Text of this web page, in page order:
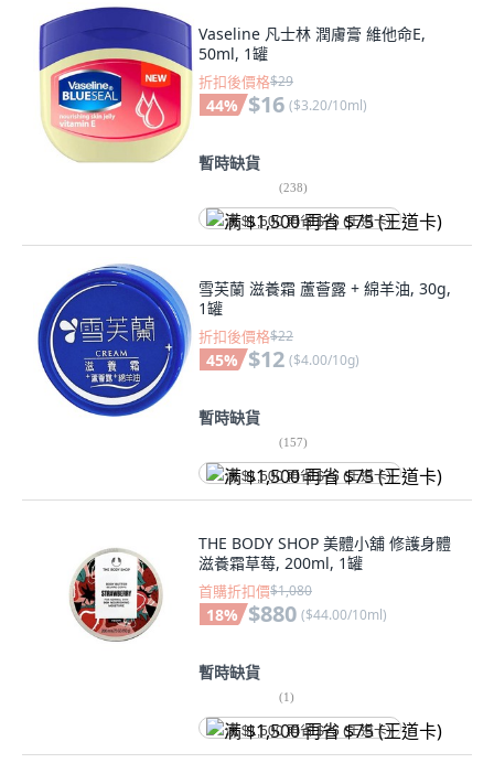
Vaseline 凡士林 潤膚膏 維他命E,
50ml, 1罐
折扣後價格$29
44% $16 ($3.20/10ml)
暫時缺貨
(238)
满 $1,500 再省 $75 (王道卡)
雪芙蘭 滋養霜 蘆薈露 + 綿羊油, 30g,
1罐
折扣後價格$22
45% $12 ($4.00/10g)
暫時缺貨
(157)
满 $1,500 再省 $75 (王道卡)
THE BODY SHOP 美體小舖 修護身體
滋養霜草莓, 200ml, 1罐
首購折扣價$1,080
18% $880 ($44.00/10ml)
暫時缺貨
(1)
满 $1,500 再省 $75 (王道卡)